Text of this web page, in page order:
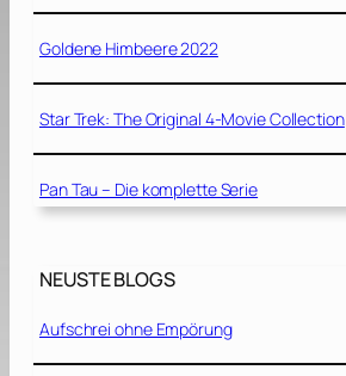
Goldene Himbeere 2022
Star Trek: The Original 4-Movie Collection
Pan Tau – Die komplette Serie
NEUSTE BLOGS
Aufschrei ohne Empörung